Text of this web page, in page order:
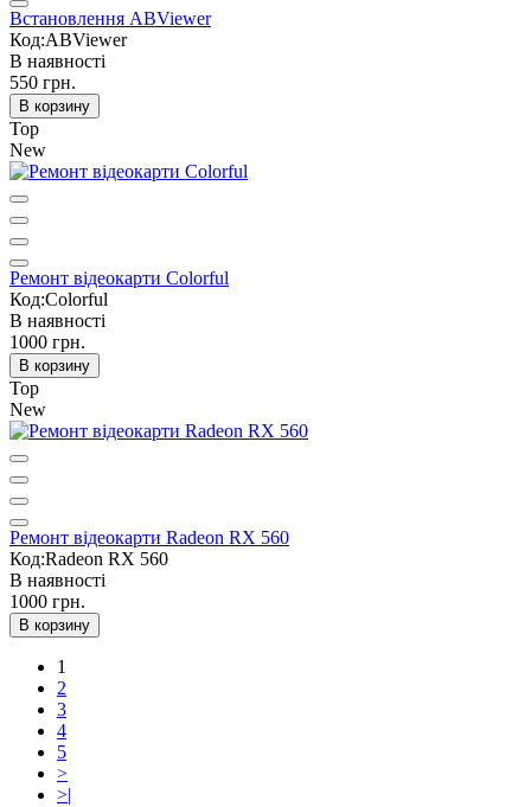
Встановлення ABViewer
Код:ABViewer
В наявності
550 грн.
В корзину
Top
New
Ремонт відеокарти Colorful
Код:Colorful
В наявності
1000 грн.
В корзину
Top
New
Ремонт відеокарти Radeon RX 560
Код:Radeon RX 560
В наявності
1000 грн.
В корзину
1
2
3
4
5
>
>|